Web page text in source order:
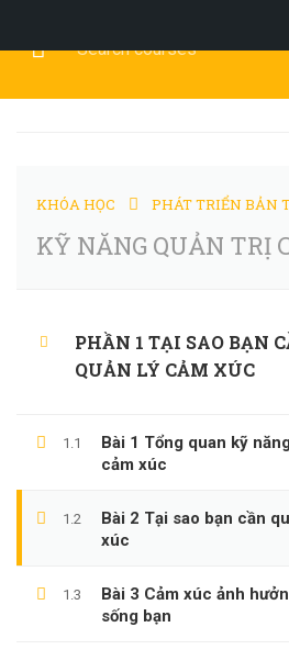
KỸ NĂNG
Tất cả khóa học
KỸ NĂNG
KHÓA HỌC PHÁT TRIỂN BẢN
KỸ NĂNG QUẢN TRỊ
PHẦN 1 TẠI SAO BẠN
QUẢN LÝ CẢM XÚC
1.1
Bài 1 Tổng quan kỹ
cảm xúc
1.2
Bài 2 Tại sao bạn cần
xúc
1.3
Bài 3 Cảm xúc ảnh
sống bạn
ALL COURSES
CÔNG NGHỆ THÔNG TIN